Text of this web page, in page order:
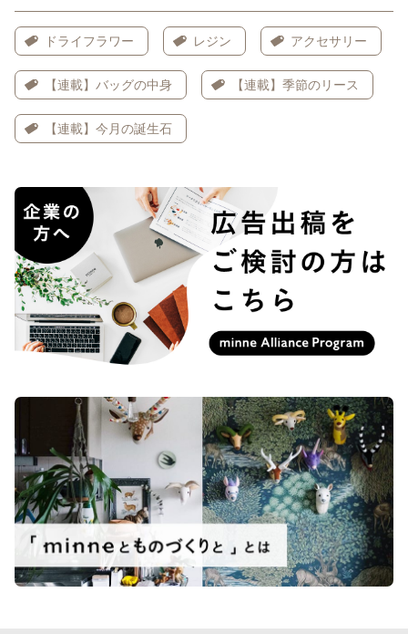
ドライフラワー レジン アクセサリー
【連載】バッグの中身 【連載】季節のリース
【連載】今月の誕生石